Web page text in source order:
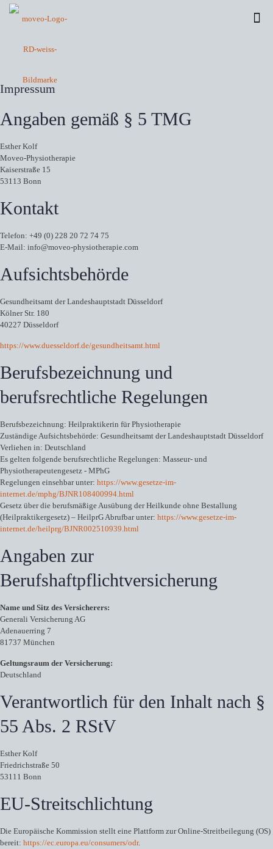
Impressum
Angaben gemäß § 5 TMG
Esther Kolf
Moveo-Physiotherapie
Kaiserstraße 15
53113 Bonn
Kontakt
Telefon: +49 (0) 228 20 72 74 75
E-Mail: info@moveo-physiotherapie.com
Aufsichtsbehörde
Gesundheitsamt der Landeshauptstadt Düsseldorf
Kölner Str. 180
40227 Düsseldorf
https://www.duesseldorf.de/gesundheitsamt.html
Berufsbezeichnung und
berufsrechtliche Regelungen
Berufsbezeichnung: Heilpraktikerin für Physiotherapie
Zuständige Aufsichtsbehörde: Gesundheitsamt der Landeshauptstadt Düsseldorf
Verliehen in: Deutschland
Es gelten folgende berufsrechtliche Regelungen: Masseur- und
Physiotherapeutengesetz - MPhG
Regelungen einsehbar unter: https://www.gesetze-im-
internet.de/mphg/BJNR108400994.html
Gesetz über die berufsmäßige Ausübung der Heilkunde ohne Bestallung
(Heilpraktikergesetz) – HeilprG Abrufbar unter: https://www.gesetze-im-
internet.de/heilprg/BJNR002510939.html
Angaben zur
Berufshaftpflichtversicherung
Name und Sitz des Versicherers:
Generali Versicherung AG
Adenauerring 7
81737 München
Geltungsraum der Versicherung:
Deutschland
Verantwortlich für den Inhalt nach §
55 Abs. 2 RStV
Esther Kolf
Friedrichstraße 50
53111 Bonn
EU-Streitschlichtung
Die Europäische Kommission stellt eine Plattform zur Online-Streitbeilegung (OS)
bereit: https://ec.europa.eu/consumers/odr.